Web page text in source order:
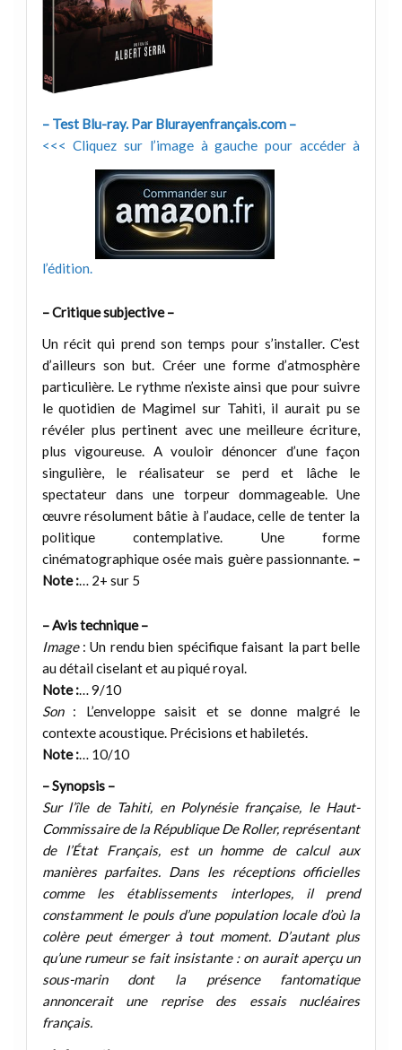
– Test Blu-ray. Par Blurayenfrançais.com –
<<< Cliquez sur l’image à gauche pour accéder à
l’édition.
– Critique subjective –
Un récit qui prend son temps pour s’installer. C’est
d’ailleurs son but. Créer une forme d’atmosphère
particulière. Le rythme n’existe ainsi que pour suivre
le quotidien de Magimel sur Tahiti, il aurait pu se
révéler plus pertinent avec une meilleure écriture,
plus vigoureuse. A vouloir dénoncer d’une façon
singulière, le réalisateur se perd et lâche le
spectateur dans une torpeur dommageable. Une
œuvre résolument bâtie à l’audace, celle de tenter la
politique contemplative. Une forme
cinématographique osée mais guère passionnante. –
Note :… 2+ sur 5
– Avis technique –
Image: Un rendu bien spécifique faisant la part belle
au détail ciselant et au piqué royal.
Note :… 9/10
Son: L’enveloppe saisit et se donne malgré le
contexte acoustique. Précisions et habiletés.
Note :… 10/10
– Synopsis –
Sur l’île de Tahiti, en Polynésie française, le Haut-
Commissaire de la République De Roller, représentant
de l’État Français, est un homme de calcul aux
manières parfaites. Dans les réceptions officielles
comme les établissements interlopes, il prend
constamment le pouls d’une population locale d’où la
colère peut émerger à tout moment. D’autant plus
qu’une rumeur se fait insistante : on aurait aperçu un
sous-marin dont la présence fantomatique
annoncerait une reprise des essais nucléaires
français.